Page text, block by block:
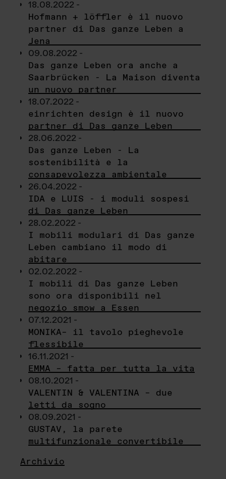
18.08.2022 -
Hofmann + löffler è il nuovo
partner di Das ganze Leben a
Jena
09.08.2022 -
Das ganze Leben ora anche a
Saarbrücken - La Maison diventa
un nuovo partner
18.07.2022 -
einrichten design è il nuovo
partner di Das ganze Leben
28.06.2022 -
Das ganze Leben - La
sostenibilità e la
consapevolezza ambientale
26.04.2022 -
IDA e LUIS - i moduli sospesi
di Das ganze Leben
28.02.2022 -
I mobili modulari di Das ganze
Leben cambiano il modo di
abitare
02.02.2022 -
I mobili di Das ganze Leben
sono ora disponibili nel
negozio smow a Essen
07.12.2021 -
MONIKA– il tavolo pieghevole
flessibile
16.11.2021 -
EMMA – fatta per tutta la vita
08.10.2021 -
VALENTIN & VALENTINA – due
letti da sogno
08.09.2021 -
GUSTAV, la parete
multifunzionale convertibile
Archivio